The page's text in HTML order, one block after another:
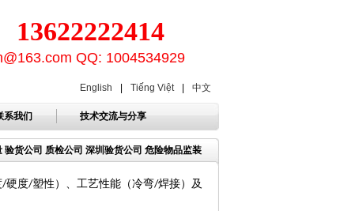
13622222414
QQ: 1004534929
English Tiếng Việt 中文
系我们 技术交流与分享
货公司 质检公司 深圳验货公司 危险物品监装
/硬度/塑性）、工艺性能（冷弯/焊接）及